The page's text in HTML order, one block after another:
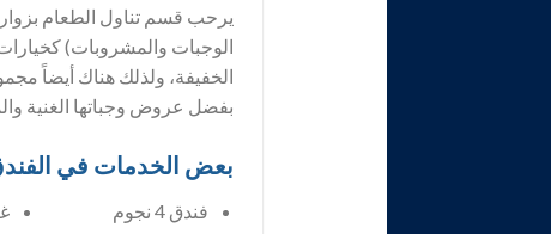
يرحب قسم تناول الطعام
الوجبات والمشروبات)
الخفيفة، ولذلك هناك أيضاً
بفضل عروض وجباتها الغنية
بعض الخدمات في
فندق 4 نجوم